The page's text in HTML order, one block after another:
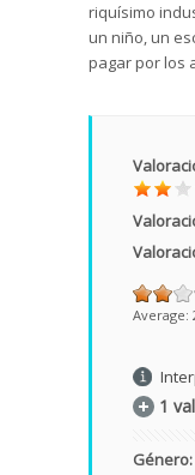
riquísimo
un niño, un
pagar por los
Average:
1
Género: